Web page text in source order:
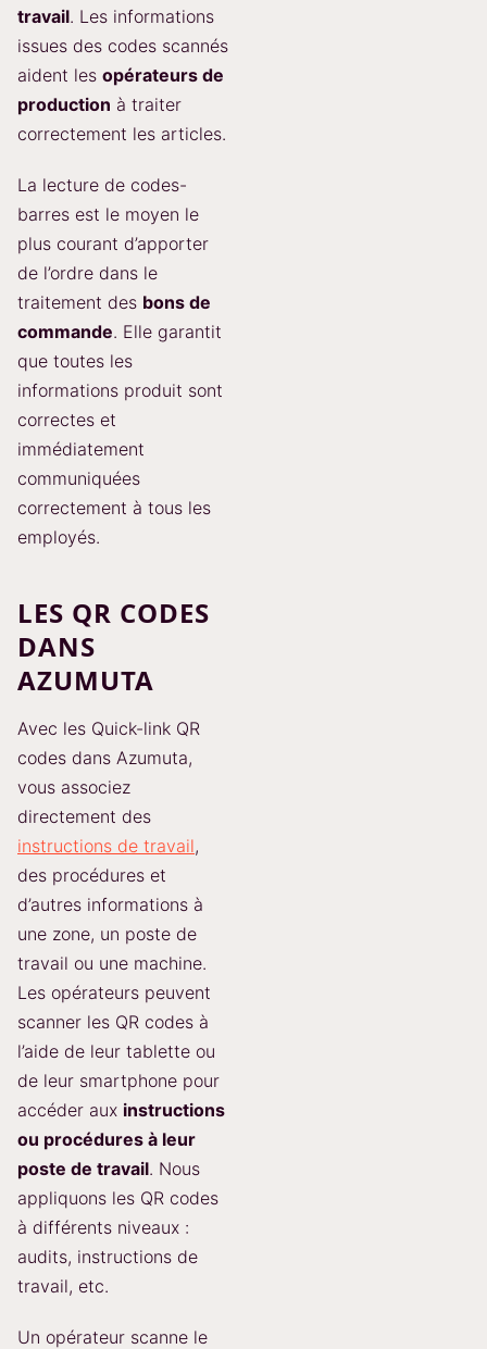
travail. Les informations
issues des codes scannés
aident les opérateurs de
production à traiter
correctement les articles.
La lecture de codes-
barres est le moyen le
plus courant d’apporter
de l’ordre dans le
traitement des bons de
commande. Elle garantit
que toutes les
informations produit sont
correctes et
immédiatement
communiquées
correctement à tous les
employés.
LES QR CODES
DANS
AZUMUTA
Avec les Quick-link QR
codes dans Azumuta,
vous associez
directement des
instructions de travail,
des procédures et
d’autres informations à
une zone, un poste de
travail ou une machine.
Les opérateurs peuvent
scanner les QR codes à
l’aide de leur tablette ou
de leur smartphone pour
accéder aux instructions
ou procédures à leur
poste de travail. Nous
appliquons les QR codes
à différents niveaux :
audits, instructions de
travail, etc.
Un opérateur scanne le